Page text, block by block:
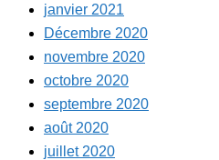
janvier 2021
Décembre 2020
novembre 2020
octobre 2020
septembre 2020
août 2020
juillet 2020